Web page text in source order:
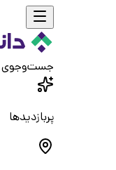
پربازدیدها